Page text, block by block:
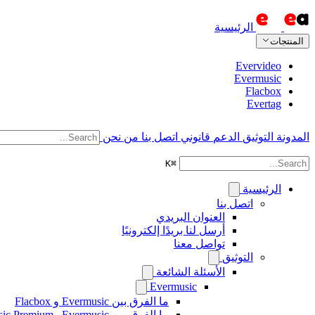
الرئيسية
المنتجات
Evervideo
Evermusic
Flacbox
Evertag
المدونة التوثيق الدعم قانوني اتصل بنا من نحن
⌘
K
الرئيسية
اتصل بنا
العنوان البريدي
أرسل لنا بريدًا إلكترونيًا
تواصل معنا
التوثيق
الأسئلة الشائعة
Evermusic
ما الفرق بين Evermusic و Flacbox